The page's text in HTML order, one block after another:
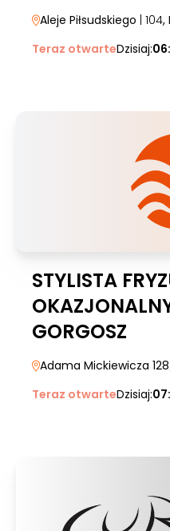
Aleje Piłsudskiego | 104,
Teraz otwarteDzisiaj:
STYLISTA
GORGOSZ
Adama Mickiewicza
Teraz otwarteDzisiaj: